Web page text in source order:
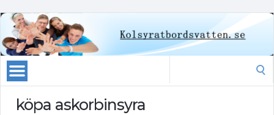
köpa askorbinsyra